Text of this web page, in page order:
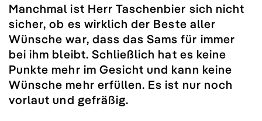
Manchmal ist Herr Taschenbier sich nicht
sicher, ob es wirklich der Beste aller
Wünsche war, dass das Sams für immer
bei ihm bleibt. Schließlich hat es keine
Punkte mehr im Gesicht und kann keine
Wünsche mehr erfüllen. Es ist nur noch
vorlaut und gefräßig.